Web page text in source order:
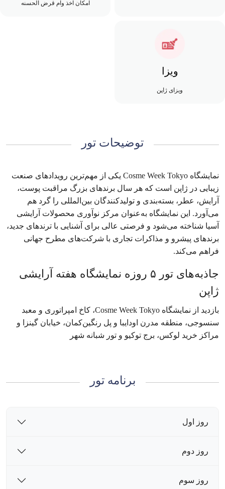
امکان اخذ وام قرض الحسنه
ویزا
ویزای ژاپن
توضیحات تور
نمایشگاه Cosme Week Tokyo یکی از مهم‌ترین رویدادهای صنعت
زیبایی در ژاپن است که هر سال برندهای بزرگ مراقبت پوست،
آرایش، عطر، بسته‌بندی و تولیدکنندگان بین‌المللی را گرد هم
می‌آورد. این نمایشگاه به‌عنوان مرکز نوآوری محصولات آرایشی
آسیا شناخته می‌شود و فرصتی عالی برای آشنایی با ترندهای جدید،
برندهای پیشرو و مذاکرات تجاری با شرکت‌های مطرح جهانی
فراهم می‌کند.
جاذبه‌های تور ۵ روزه نمایشگاه هفته آرایشی
ژاپن
بازدید از نمایشگاه Cosme Week Tokyo، کاخ امپراتوری و معبد
سنسوجی، منطقه مدرن اودایبا و پل رنگین‌کمان، خیابان گینزا و
مراکز خرید لوکس، برج توکیو و تور شبانه شهر
برنامه تور
روز اول
روز دوم
روز سوم